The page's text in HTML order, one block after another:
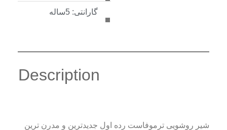
گارانتی: 5ساله
Description
شیر روشویی ترموفاست رده اول جدیدترین و مدرن ترین